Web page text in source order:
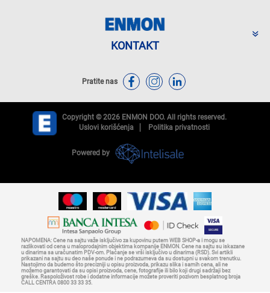
KONTAKT
Pratite nas
Copyright © 2026 ENMON DOO. All rights reserved.
Uslovi korišćenja
Politika privatnosti
Powered by
NAPOMENA: Cene na sajtu važe isključivo za kupovinu putem WEB SHOP-a i mogu se
razlikovati od cena u maloprodajnim objektima kompanije ENMON. Cene na sajtu su iskazane
u dinarima sa uračunatim PDV-om. Plaćanje se vrši isključivo u dinarima (RSD). Svi artikli
prikazani na sajtu su deo naše ponude i ne podrazumeva da su dostupni u svakom trenutku.
Nastojimo da budemo što precizniji u opisu proizvoda, prikazu slika i samih cena, ali ne
možemo garantovati da su opisi proizvoda, cene, fotografije ili bilo koji drugi sadržaji bez
greške. Raspoloživost robe i dodatne informacije možete proveriti pozivom besplatnog broja
CALL CENTRA 0800 33 33 35.